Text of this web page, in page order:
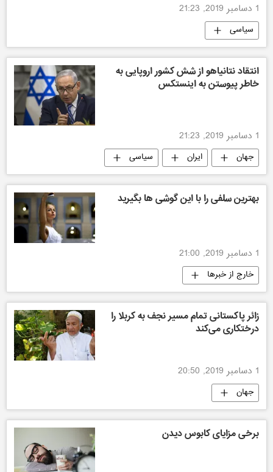
1 دسامبر 2019, 21:23
سیاسی
انتقاد نتانياهو از شش كشور اروپايى به
خاطر پيوستن به اينستكس
1 دسامبر 2019, 21:23
جهان ایران سیاسی
بهترین سلفی را با این گوشی ها بگیرید
1 دسامبر 2019, 21:00
خارج از خبرها
زائر پاکستانی تمام مسیر نجف به کربلا را
درختکاری می‌کند
1 دسامبر 2019, 20:50
جهان
برخی مزایای کابوس دیدن